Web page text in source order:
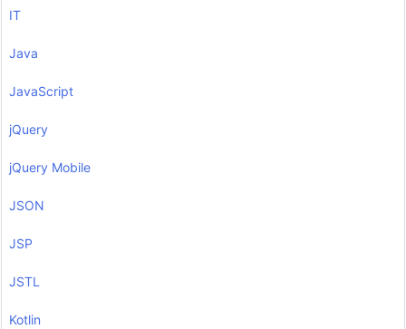
IT
Java
JavaScript
jQuery
jQuery Mobile
JSON
JSP
JSTL
Kotlin